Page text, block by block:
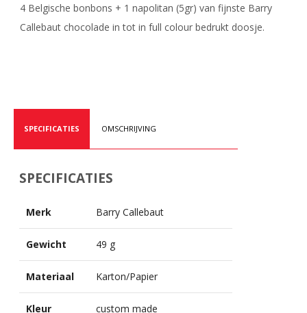
4 Belgische bonbons + 1 napolitan (5gr) van fijnste Barry
Callebaut chocolade in tot in full colour bedrukt doosje.
SPECIFICATIES OMSCHRIJVING
SPECIFICATIES
Merk Barry Callebaut
Gewicht 49 g
Materiaal Karton/Papier
Kleur custom made